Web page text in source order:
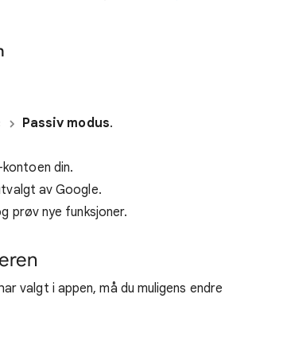
Passiv modus.
din.
av Google.
prøv nye funksjoner.
valgt i appen, må du muligens endre